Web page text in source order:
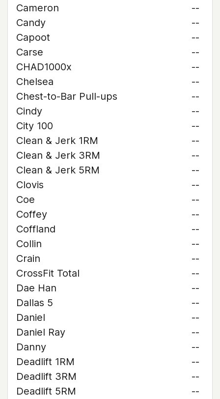
Cameron
--
Candy
--
Capoot
--
Carse
--
CHAD1000x
--
Chelsea
--
Chest-to-Bar Pull-ups
--
Cindy
--
City 100
--
Clean & Jerk 1RM
--
Clean & Jerk 3RM
--
Clean & Jerk 5RM
--
Clovis
--
Coe
--
Coffey
--
Coffland
--
Collin
--
Crain
--
CrossFit Total
--
Dae Han
--
Dallas 5
--
Daniel
--
Daniel Ray
--
Danny
--
Deadlift 1RM
--
Deadlift 3RM
--
Deadlift 5RM
--